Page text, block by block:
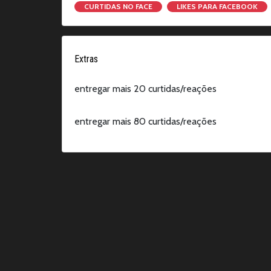
CURTIDAS NO FACE LIKES PARA FACEBOOK
Extras
entregar mais 20 curtidas/reações
entregar mais 80 curtidas/reações